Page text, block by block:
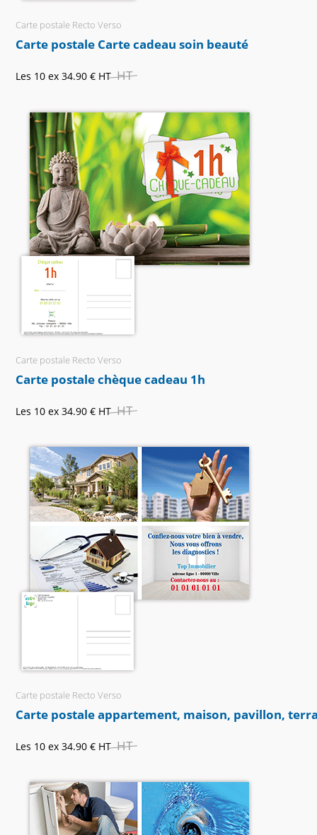
Carte postale Recto Verso
Carte postale Carte cadeau soin beauté
Les 10 ex 34.90 € HT HT
Carte postale Recto Verso
Carte postale chèque cadeau 1h
Les 10 ex 34.90 € HT HT
Carte postale Recto Verso
Carte postale appartement, maison, pavillon,
Les 10 ex 34.90 € HT HT